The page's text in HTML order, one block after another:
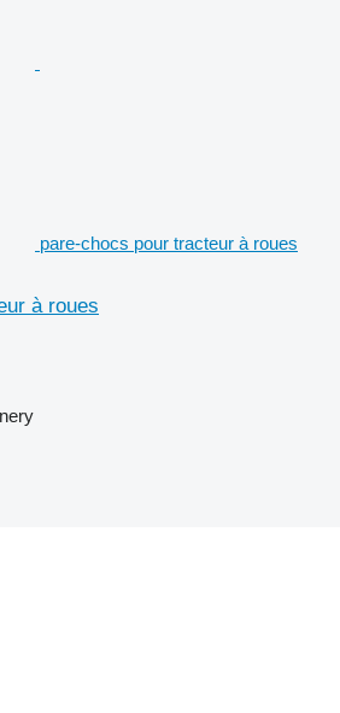
pare-chocs pour tracteur à roues
à roues